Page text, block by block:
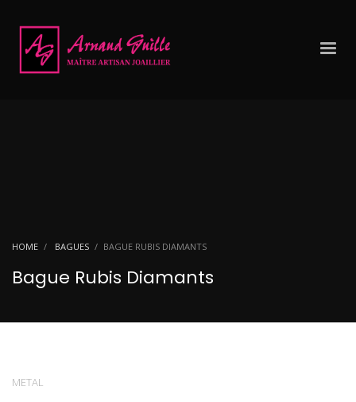
HOME BAGUES BAGUE RUBIS DIAMANTS
Bague Rubis Diamants
METAL